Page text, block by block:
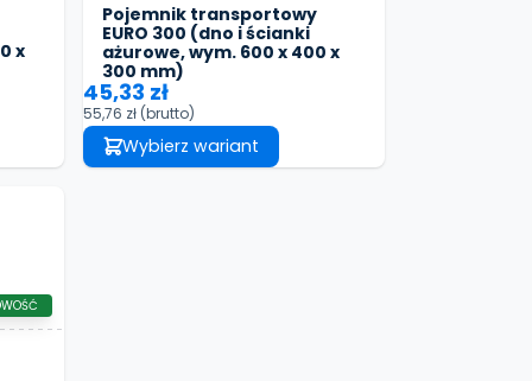
x
Pojemnik transportowy
EURO 300 (dno i ścianki
ażurowe, wym. 600 x 400 x
300 mm)
45,33 zł
55,76 zł (brutto)
Wybierz wariant